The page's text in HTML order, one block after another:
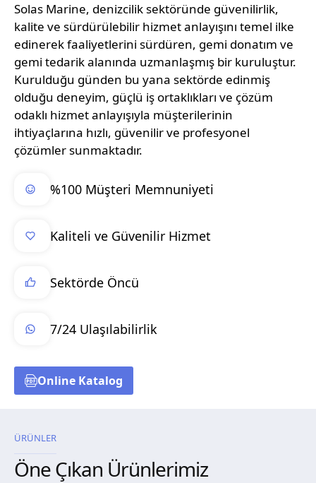
Solas Marine, denizcilik sektöründe güvenilirlik,
kalite ve sürdürülebilir hizmet anlayışını temel ilke
edinerek faaliyetlerini sürdüren, gemi donatım ve
gemi tedarik alanında uzmanlaşmış bir kuruluştur.
Kurulduğu günden bu yana sektörde edinmiş
olduğu deneyim, güçlü iş ortaklıkları ve çözüm
odaklı hizmet anlayışıyla müşterilerinin
ihtiyaçlarına hızlı, güvenilir ve profesyonel
çözümler sunmaktadır.
%100 Müşteri Memnuniyeti
Kaliteli ve Güvenilir Hizmet
Sektörde Öncü
7/24 Ulaşılabilirlik
Online Katalog
ÜRÜNLER
Öne Çıkan Ürünlerimiz